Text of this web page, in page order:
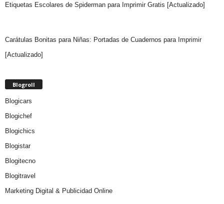
Etiquetas Escolares de Spiderman para Imprimir Gratis [Actualizado]
Carátulas Bonitas para Niñas: Portadas de Cuadernos para Imprimir
[Actualizado]
Blogroll
Blogicars
Blogichef
Blogichics
Blogistar
Blogitecno
Blogitravel
Marketing Digital & Publicidad Online